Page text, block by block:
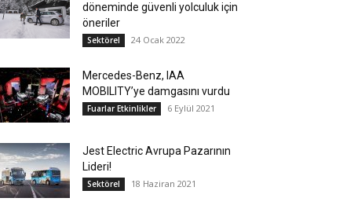
döneminde güvenli yolculuk için
öneriler
Sektörel 24 Ocak 2022
Mercedes-Benz, IAA
MOBILITY’ye damgasını vurdu
Fuarlar Etkinlikler 6 Eylül 2021
Jest Electric Avrupa Pazarının
Lideri!
Sektörel 18 Haziran 2021